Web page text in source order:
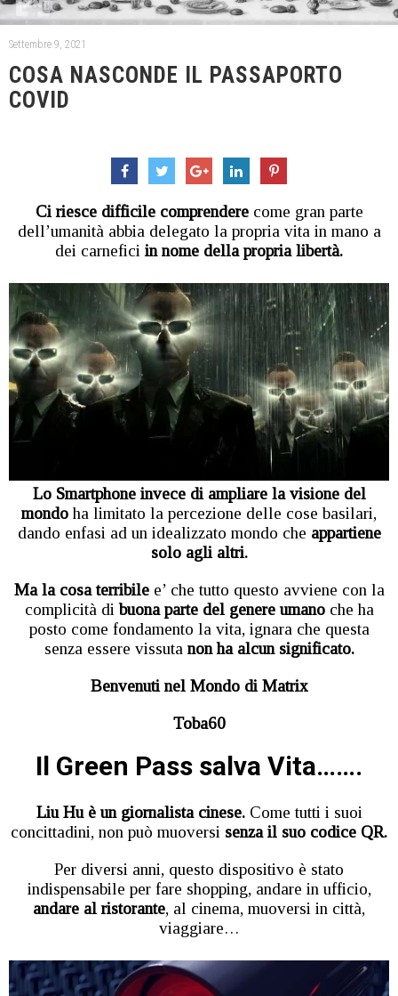
Settembre 9, 2021
COSA NASCONDE IL PASSAPORTO
COVID
Ci riesce difficile comprenderecome gran parte
dell’umanità abbia delegato la propria vita in mano a
dei carnefici in nome della propria libertà.
Lo Smartphone invece di ampliare la visione del
mondoha limitato la percezione delle cose basilari,
dando enfasi ad un idealizzato mondo che appartiene
solo agli altri.
Ma la cosa terribile e’ che tutto questo avviene con la
complicità dibuona parte del genere umanoche ha
posto come fondamento la vita, ignara che questa
senza essere vissuta non ha alcun significato.
Benvenuti nel Mondo di Matrix
Toba60
Il Green Pass salva Vita…….
Liu Hu è un giornalista cinese. Come tutti i suoi
concittadini, non può muoversi senza il suo codice QR.
Per diversi anni, questo dispositivo è stato
indispensabile per fare shopping, andare in ufficio,
andare al ristorante, al cinema, muoversi in città,
viaggiare…